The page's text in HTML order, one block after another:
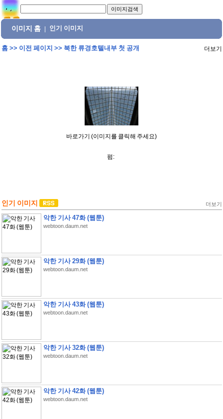
이미지 홈 인기 이미지
홈>> 이전 페이지 >> 북한 류경호텔내부 첫 공개 더보기
바로가기 (이미지를 클릭해 주세요)
펌:
인기 이미지 더보기
악한 기사 47화 (웹툰)
webtoon.daum.net
악한 기사 29화 (웹툰)
webtoon.daum.net
악한 기사 43화 (웹툰)
webtoon.daum.net
악한 기사 32화 (웹툰)
webtoon.daum.net
악한 기사 42화 (웹툰)
webtoon.daum.net